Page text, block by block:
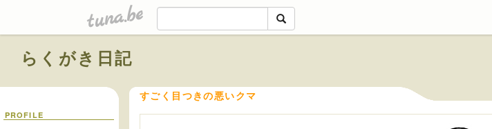
tuna.be
らくがき日記
PROFILE
すごく目つきの悪いクマ